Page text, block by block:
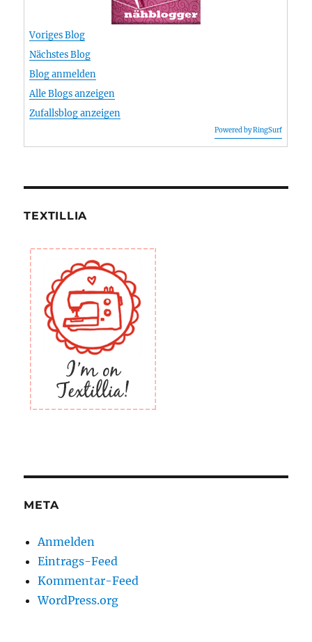
Voriges Blog
Nächstes Blog
Blog anmelden
Alle Blogs anzeigen
Zufallsblog anzeigen
Powered by RingSurf
TEXTILLIA
META
Anmelden
Eintrags-Feed
Kommentar-Feed
WordPress.org